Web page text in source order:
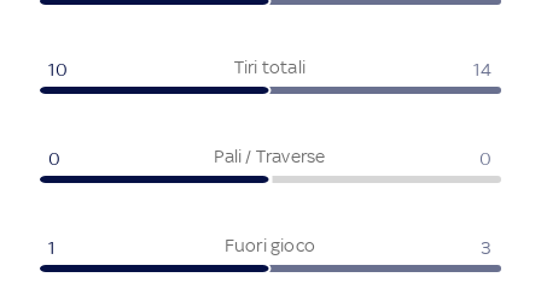
Tiri totali
10 14
Pali / Traverse
0 0
Fuori gioco
1 3